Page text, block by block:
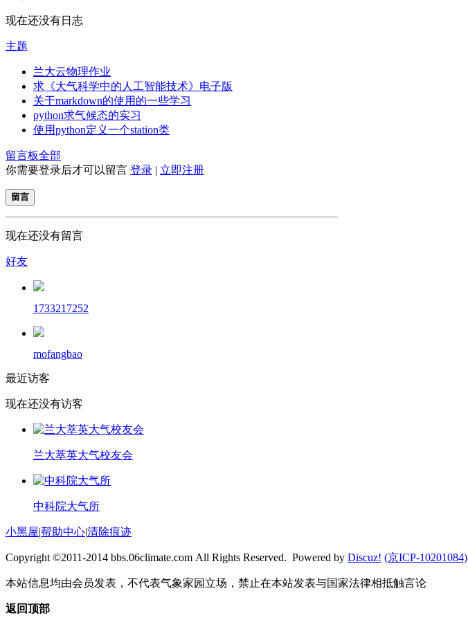
现在还没有日志
主题
兰大云物理作业
求《大气科学中的人工智能技术》电子版
关于markdown的使用的一些学习
python求气候态的实习
使用python定义一个station类
留言板全部
你需要登录后才可以留言 登录 | 立即注册
留言
现在还没有留言
好友
1733217252
mofangbao
最近访客
现在还没有访客
兰大萃英大气校友会
中科院大气所
小黑屋|帮助中心|清除痕迹
Copyright ©2011-2014 bbs.06climate.com All Rights Reserved. Powered by Discuz! (京ICP-10201084)
本站信息均由会员发表，不代表气象家园立场，禁止在本站发表与国家法律相抵触言论
返回顶部